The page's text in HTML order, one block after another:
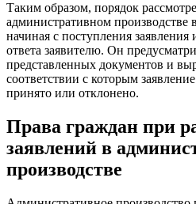
Таким образом, порядок
административном производстве
начиная с поступления заявления
ответа заявителю. Он
представленных документов и
соответствии с которым
принято или отклонено.
Права граждан при
заявлений в
производстве